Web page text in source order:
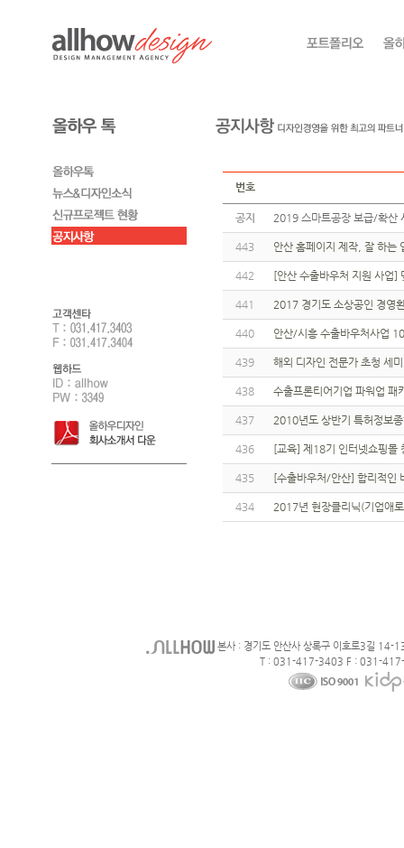
번호
공지 2019 스마트공장 보급/확
443 안산 홈페이지 제작, 잘 하는
442 [안산 수출바우처 지원 사업]
441 2017 경기도 소상공인 경영
440 안산/시흥 수출바우처사업
439 해외 디자인 전문가 초청 세
438 수출프론티어기업 파워업
437 2010년도 상반기 특허정보
436 [교육] 제18기 인터넷쇼핑몰
435 [수출바우처/안산] 합리적인
434 2017년 현장클리닉(기업애
본사 : 경기도 안산사 상록구 이호로3길 14-
T : 031-417-3403 F : 031-